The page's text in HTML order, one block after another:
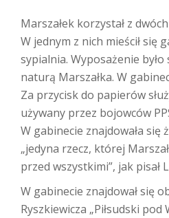
Marszałek korzystał z
W jednym z nich mieścił się
sypialnia. Wyposażenie
naturą Marszałka. W
Za przycisk do papierów
używany przez bojowców
W gabinecie znajdowała się
„jedyna rzecz, której
przed wszystkimi”, jak pisał
W gabinecie znajdował się
Ryszkiewicza „Piłsudski pod